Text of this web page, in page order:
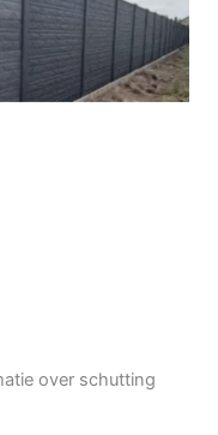
motief antraciet
over schutting